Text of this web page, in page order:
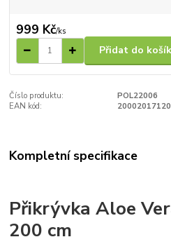
999 Kč/ks
Přidat do
Číslo produktu:
POL22006
EAN kód:
Kompletní specifikace
Přikrývka Aloe
200 cm